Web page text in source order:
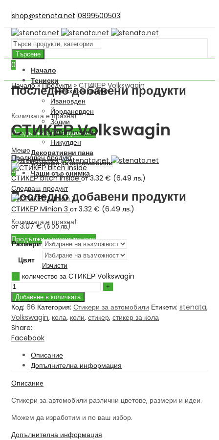
shop@stenata.net 0899500503
Търсене
0
Последно добавени продукти
Количката е празна!
Продължи с пазаруването
Меню
0
Последно добавени продукти
Количката е празна!
Продължи с пазаруването
Начало
Тениски
Тениски за двойки
Ивановден
Йордановден
Зодии
Димитровден
Никулден
Декоративни пана
Стикери за автомобили
Чаши със снимка
Начало»Продукти » СТИКЕР Volkswagin
СТИКЕР Volkswagin
Предишен продукт
СТИКЕР bitch insideот3.32 € (6.49 лв.)
Следващ продукт
СТИКЕР Minion 3 от3.32 € (6.49 лв.)
от3.07€ (6.00лв.)
Размери
Цвят
Изчисти
количество за СТИКЕР Volkswagin
Добавяне в количката
Код: 66 Категория: Стикери за автомобили Етикети: stenata,
Volkswagin, кола, коли, стикер, стикер за кола
Share:
Facebook
Описание
Допълнителна информация
Описание
Стикери за автомобили различни цветове, размери и идеи.
Можем да изработим и по ваш избор.
Допълнителна информация